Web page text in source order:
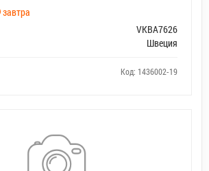
завтра
VKBA7626
Швеция
Код: 1436002-19